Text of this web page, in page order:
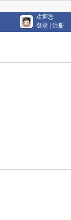
欢迎您
登录
注册